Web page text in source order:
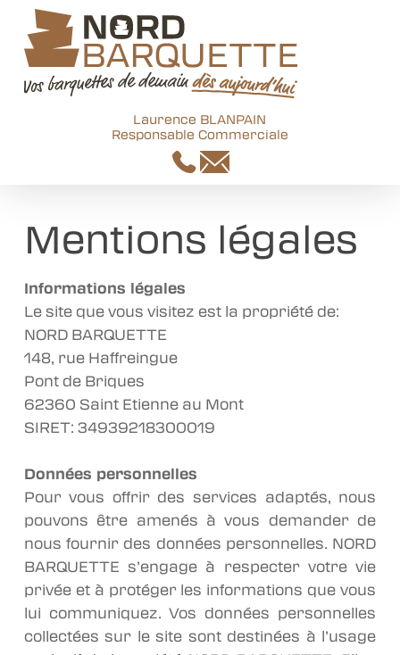
main
content
Laurence BLANPAIN
Responsable Commerciale
Mentions légales
Informations légales
Le site que vous visitez est la propriété de:
NORD BARQUETTE
148, rue Haffreingue
Pont de Briques
62360 Saint Etienne au Mont
SIRET: 34939218300019
Données personnelles
Pour vous offrir des services adaptés, nous
pouvons être amenés à vous demander de
nous fournir des données personnelles. NORD
BARQUETTE s’engage à respecter votre vie
privée et à protéger les informations que vous
lui communiquez. Vos données personnelles
collectées sur le site sont destinées à l’usage